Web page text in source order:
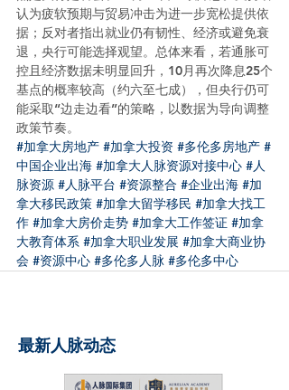
认为疲软预期与贸易冲击为进一步宽松提供依
据；反对者指出就业仍有韧性、经济或避免衰
退，央行可能选择观望。总体来看，若通胀可
控且经济数据未明显回升，10月再次降息25个
基点的概率较高（约六至七成），但央行仍可
能采取“边走边看”的策略，以数据为导向调整
政策节奏。
#加拿大房地产 #加拿大投资 #多伦多房地产 #
中国企业出海 #加拿大人脉资源对接中心 #人
脉资源 #人脉平台 #资源整合 #企业出海 #加
拿大移民政策 #加拿大留学移民 #加拿大找工
作 #加拿大房价走势 #加拿大工作签证 #加拿
大教育体系 #加拿大职业发展 #加拿大商业协
会 #资源中心 #多伦多人脉 #多伦多中心
最新人脉动态